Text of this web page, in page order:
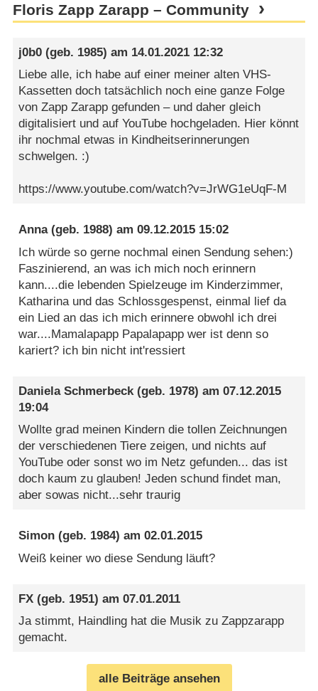
Floris Zapp Zarapp – Community
j0b0 (geb. 1985) am 14.01.2021 12:32
Liebe alle, ich habe auf einer meiner alten VHS-
Kassetten doch tatsächlich noch eine ganze Folge
von Zapp Zarapp gefunden – und daher gleich
digitalisiert und auf YouTube hochgeladen. Hier könnt
ihr nochmal etwas in Kindheitserinnerungen
schwelgen. :)
https://www.youtube.com/watch?v=JrWG1eUqF-M
Anna(geb. 1988) am09.12.2015 15:02
Ich würde so gerne nochmal einen Sendung sehen:)
Faszinierend, an was ich mich noch erinnern
kann....die lebenden Spielzeuge im Kinderzimmer,
Katharina und das Schlossgespenst, einmal lief da
ein Lied an das ich mich erinnere obwohl ich drei
war....Mamalapapp Papalapapp wer ist denn so
kariert? ich bin nicht int'ressiert
Daniela Schmerbeck (geb. 1978) am07.12.2015
19:04
Wollte grad meinen Kindern die tollen Zeichnungen
der verschiedenen Tiere zeigen, und nichts auf
YouTube oder sonst wo im Netz gefunden... das ist
doch kaum zu glauben! Jeden schund findet man,
aber sowas nicht...sehr traurig
Simon (geb. 1984) am02.01.2015
Weiß keiner wo diese Sendung läuft?
FX (geb. 1951) am07.01.2011
Ja stimmt, Haindling hat die Musik zu Zappzarapp
gemacht.
alle Beiträge ansehen